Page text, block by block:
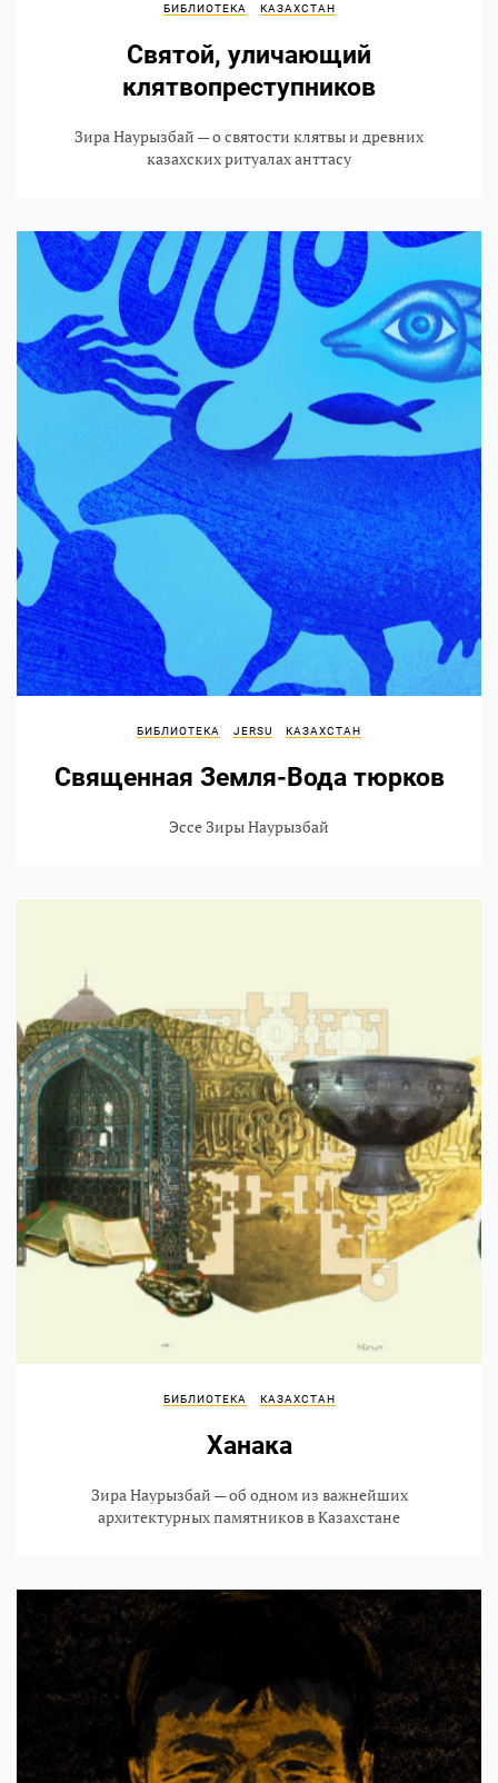
БИБЛИОТЕКА КАЗАХСТАН
Святой, уличающий
клятвопреступников
Зира Наурызбай — о святости клятвы и древних
казахских ритуалах анттасу
БИБЛИОТЕКА JERSU КАЗАХСТАН
Священная Земля-Вода тюрков
Эссе Зиры Наурызбай
БИБЛИОТЕКА КАЗАХСТАН
Ханака
Зира Наурызбай — об одном из важнейших
архитектурных памятников в Казахстане